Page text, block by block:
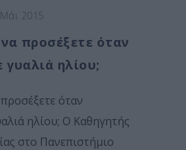
2015
προσέξετε όταν
γυαλιά ηλίου;
όταν
ηλίου; Ο Καθηγητής
στο Πανεπιστήμιο